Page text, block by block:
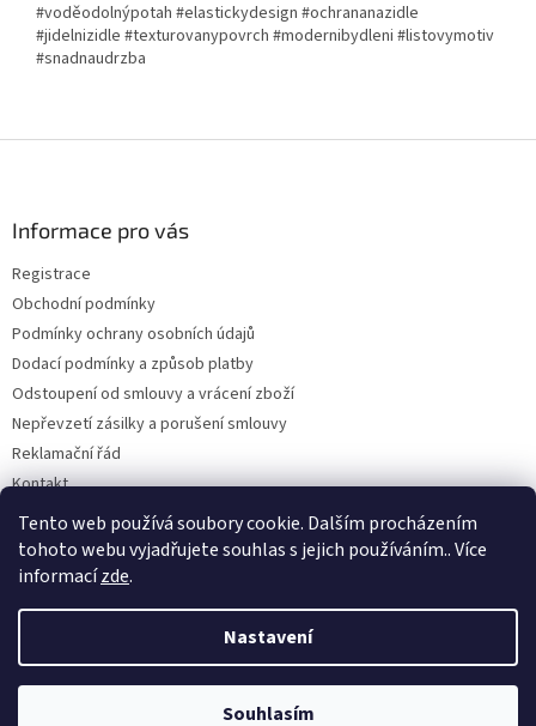
Tento web používá soubory cookie. Dalším procházením
tohoto webu vyjadřujete souhlas s jejich používáním.. Více
informacízde.
Nastavení
Souhlasím
#voděodolnýpotah #elastickydesign #ochrananazidle
#jidelnizidle #texturovanypovrch #modernibydleni #listovymotiv
#snadnaudrzba
Informace pro vás
Registrace
Obchodní podmínky
Podmínky ochrany osobních údajů
Dodací podmínky a způsob platby
Odstoupení od smlouvy a vrácení zboží
Nepřevzetí zásilky a porušení smlouvy
Reklamační řád
Kontakt
Napište nám
Copyright 2026Dobirkov.cz. Všechna práva vyhrazena.Upravit
nastavení cookies